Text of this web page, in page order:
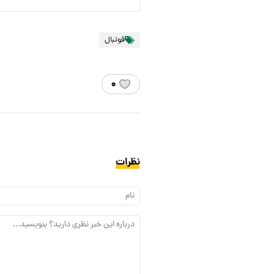
فوتبال
۰
نظرات